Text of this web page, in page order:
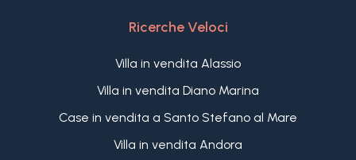
Ricerche Veloci
Villa in vendita Alassio
Villa in vendita Diano Marina
Case in vendita a Santo Stefano al Mare
Villa in vendita Andora